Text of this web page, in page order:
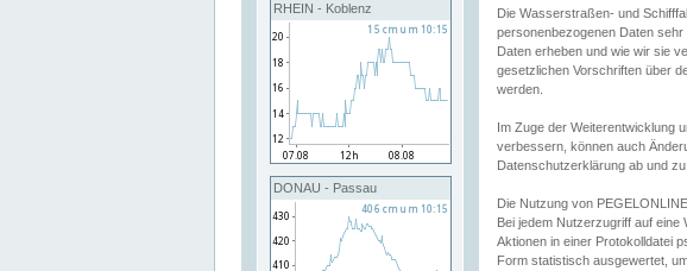
RHEIN - Koblenz
DONAU - Passau
Die Wasserstraßen- und
personenbezogenen Daten
Daten erheben und wie wir sie
gesetzlichen Vorschriften über
werden.
Im Zuge der Weiterentwicklung
verbessern, können auch
Datenschutzerklärung ab und
Die Nutzung von
Bei jedem Nutzerzugriff auf
Aktionen in einer Protokolldatei
Form statistisch ausgewertet,